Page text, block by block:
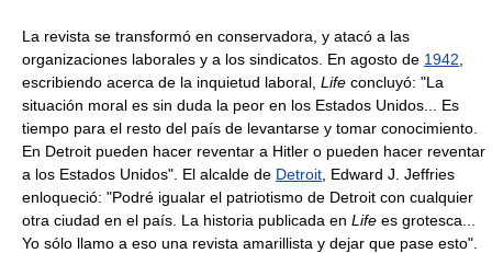
La revista se transformó en conservadora, y atacó a las
organizaciones laborales y a los sindicatos. En agosto de 1942
escribiendo acerca de la inquietud laboral, Life concluyó: "La
situación moral es sin duda la peor en los Estados Unidos... Es
tiempo para el resto del país de levantarse y tomar conocimiento.
En Detroit pueden hacer reventar a Hitler o pueden hacer reventar
a los Estados Unidos". El alcalde de Detroit , Edward J. Jeffries
enloqueció: "Podré igualar el patriotismo de Detroit con cualquier
otra ciudad en el país. La historia publicada en Life es grotesca...
Yo sólo llamo a eso una revista amarillista y dejar que pase esto".